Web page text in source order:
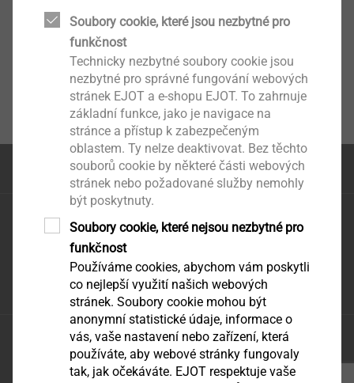
na začátek stránky
EJOT CZ, s.r.o.
Zděbradská 65
251 01 Říčany – Jažlovice
infoCZ@ejot.com
Ochrana údajů
tisk stránky
Soubory cookie, které jsou nezbytné pro
funkčnost
Technicky nezbytné soubory cookie jsou
nezbytné pro správné fungování webových
stránek EJOT a e-shopu EJOT. To zahrnuje
základní funkce, jako je navigace na
stránce a přístup k zabezpečeným
oblastem. Ty nelze deaktivovat. Bez těchto
souborů cookie by některé části webových
stránek nebo požadované služby nemohly
být poskytnuty.
Soubory cookie, které nejsou nezbytné pro
funkčnost
Používáme cookies, abychom vám poskytli
co nejlepší využití našich webových
stránek. Soubory cookie mohou být
anonymní statistické údaje, informace o
vás, vaše nastavení nebo zařízení, která
používáte, aby webové stránky fungovaly
tak, jak očekáváte. EJOT respektuje vaše